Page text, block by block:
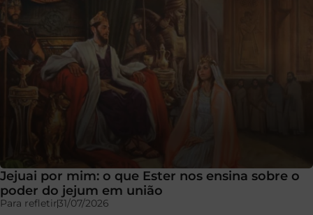
Jejuai por mim: o que Ester nos ensina sobre o
poder do jejum em união
Para refletir31/07/2026